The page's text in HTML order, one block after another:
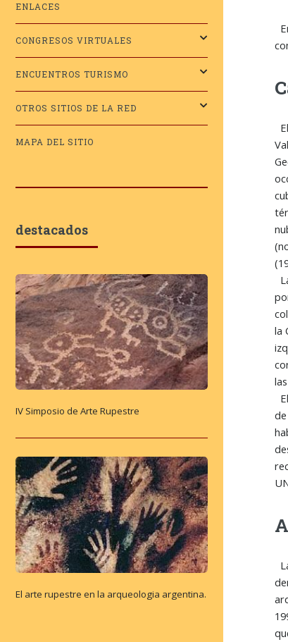
la
ENLACES
CONGRESOS VIRTUALES
ENCUENTROS TURISMO
OTROS SITIOS DE LA RED
MAPA DEL SITIO
destacados
IV Simposio de Arte Rupestre
El arte rupestre en la arqueologia argentina.